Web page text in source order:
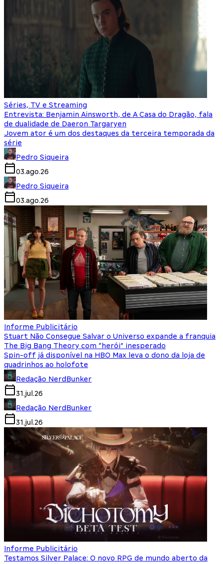
Séries, TV e Streaming
Entrevista: Benjamin Ainsworth, de A Casa do Dragão, fala
de dualidade de Daeron Targaryen
Jovem ator é um dos destaques da terceira temporada da
série
Pedro Siqueira
03.ago.26
Pedro Siqueira
03.ago.26
Informe Publicitário
Stuart Não Consegue Salvar o Universo expande a franquia
The Big Bang Theory com “herói” inesperado
Spin-off já disponível na HBO Max leva o dono da loja de
quadrinhos ao holofote
Redação NerdBunker
31.jul.26
Redação NerdBunker
31.jul.26
Informe Publicitário
Testamos Silver Palace: O novo RPG de mundo aberto da